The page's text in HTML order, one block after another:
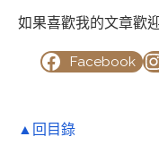
Facebook
▲回目錄